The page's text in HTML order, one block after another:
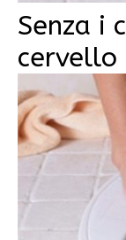
Senza i
cervello